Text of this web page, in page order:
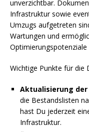
unverzichtbar.
Infrastruktur sowie
Umzugs aufgetreten
Wartungen und
Wichtige Punkte für die
Aktualisierung
die Bestandslisten
hast Du jederzeit
Infrastruktur.